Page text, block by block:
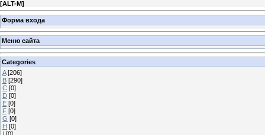
[ALT-M]
Форма входа
Меню сайта
Categories
A [206]
B [290]
C [0]
D [0]
E [0]
F [0]
G [0]
H [0]